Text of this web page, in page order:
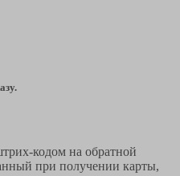
кодом на обратной
при получении карты,